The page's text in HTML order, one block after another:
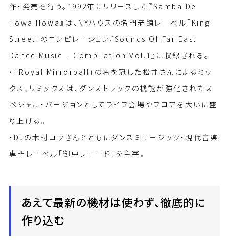
作・発売を行う。1992年にリリースした『Samba De
Howa Howa』は、NYハウスの名門老舗レーベル「King
Street」のコンピレーション『Sounds Of Far East
Dance Music – Compilation Vol.1』に収録される。
・「Royal Mirrorball」の名を冠した松井さんによるミッ
クス、リミックスは、ダンストラックの機能が強化されたス
ペシャル・バージョンとしてライブ会場やフロアを大いに盛
り上げる。
・DJの木村コウさんとともにダンスミュージック・現代音楽
専門レーベル「御中レコード」を主宰。
あえて最新の機材は使わず、徹底的に
作り込む